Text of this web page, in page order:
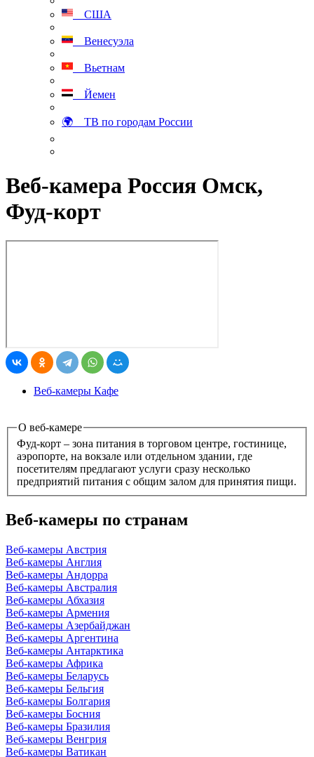
США
Венесуэла
Вьетнам
Йемен
🌍 ТВ по городам России
Веб-камера Россия Омск,
Фуд-корт
Веб-камеры Кафе
О веб-камере
Фуд-корт – зона питания в торговом центре, гостинице,
аэропорте, на вокзале или отдельном здании, где
посетителям предлагают услуги сразу несколько
предприятий питания с общим залом для принятия пищи.
Веб-камеры по странам
Веб-камеры Австрия
Веб-камеры Англия
Веб-камеры Андорра
Веб-камеры Австралия
Веб-камеры Абхазия
Веб-камеры Армения
Веб-камеры Азербайджан
Веб-камеры Аргентина
Веб-камеры Антарктика
Веб-камеры Африка
Веб-камеры Беларусь
Веб-камеры Бельгия
Веб-камеры Болгария
Веб-камеры Босния
Веб-камеры Бразилия
Веб-камеры Венгрия
Веб-камеры Ватикан